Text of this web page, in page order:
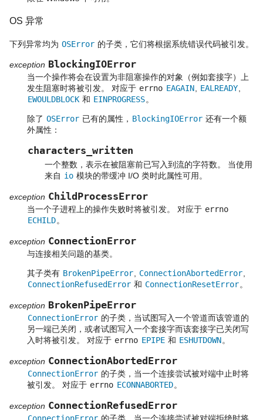
OS 异常
下列异常均为 OSError 的子类，它们将根据系统错误代码被引发。
exception BlockingIOError
当一个操作将会在设置为非阻塞操作的对象（例如套接字）上
发生阻塞时将被引发。 对应于 errno EAGAIN EALREADY
EWOULDBLOCK 和 EINPROGRESS。
除了 OSError 已有的属性， BlockingIOError 还有一个额
外属性：
characters_written
一个整数，表示在被阻塞前已写入到流的字符数。 当使用
来自 io 模块的带缓冲 I/O 类时此属性可用。
exception ChildProcessError
当一个子进程上的操作失败时将被引发。 对应于 errno
ECHILD。
exception ConnectionError
与连接相关问题的基类。
其子类有 BrokenPipeError ConnectionAbortedError
ConnectionRefusedError 和 ConnectionResetError。
exception BrokenPipeError
ConnectionError 的子类，当试图写入一个管道而该管道的
另一端已关闭，或者试图写入一个套接字而该套接字已关闭写
入时将被引发。 对应于 errno EPIPE 和 ESHUTDOWN。
exception ConnectionAbortedError
ConnectionError 的子类，当一个连接尝试被对端中止时将
被引发。 对应于 errno ECONNABORTED。
exception ConnectionRefusedError